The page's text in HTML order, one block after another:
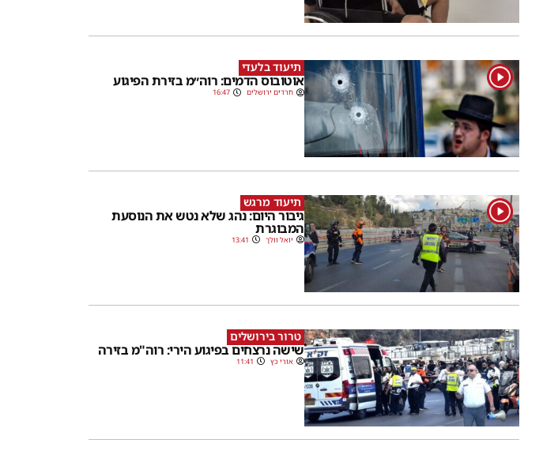
1 תיעוד בלעדי
אוטובוס הדמים: רוה״מ בזירת הפיגוע
חרדים ירושלים 16:47
1 תיעוד מרגש
גיבור היום: נהג שלא נטש את הנוסעת
המבוגרת
יואל וולך 13:41
טרור בירושלים
שישה נרצחים בפיגוע הירי: רוה"מ בזירה
אורי כץ 11:41